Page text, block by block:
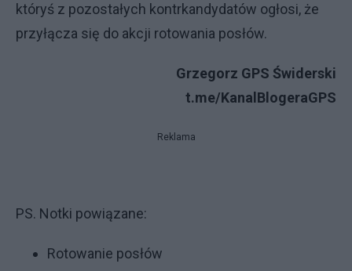
któryś z pozostałych kontrkandydatów ogłosi, że
przyłącza się do akcji rotowania posłów.
Grzegorz GPS Świderski
t.me/KanalBlogeraGPS
Reklama
PS. Notki powiązane:
Rotowanie posłów